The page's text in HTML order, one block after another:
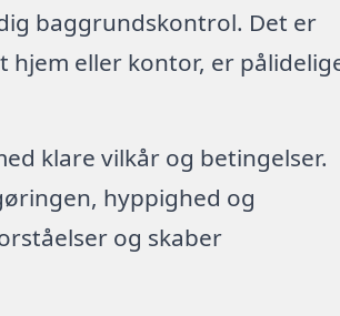
baggrundskontrol. Det er
eller kontor, er
klare vilkår og betingelser.
hyppighed og
og skaber